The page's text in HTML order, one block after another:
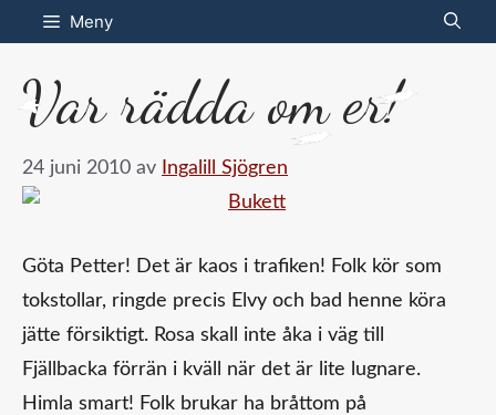
Hoppa
till
innehåll
Meny
Var rädda om er!
24 juni 2010 av Ingalill Sjögren
Göta Petter! Det är kaos i trafiken! Folk kör som
tokstollar, ringde precis Elvy och bad henne köra
jätte försiktigt. Rosa skall inte åka i väg till
Fjällbacka förrän i kväll när det är lite lugnare.
Himla smart! Folk brukar ha bråttom på